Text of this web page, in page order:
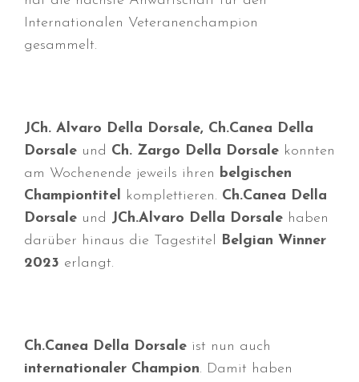
Mai 2026
Februar 2026
Dezember 2025
Internationalen Veteranenchampion
gesammelt.
JCh. Alvaro Della Dorsale, Ch.Canea Della
Dorsale und Ch. Zargo Della Dorsale konnten
am Wochenende jeweils ihren belgischen
Championtitel
komplettieren. Ch.Canea Della
Dorsale und JCh.Alvaro Della Dorsale haben
darüber hinaus die Tagestitel
Belgian Winner
2023 erlangt.
Ch.Canea Della Dorsale ist nun auch
internationaler Champion. Damit haben